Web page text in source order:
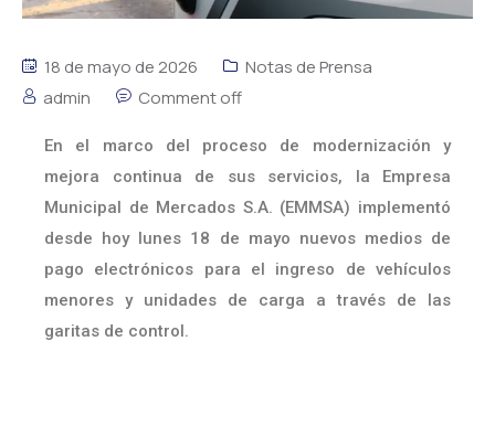
18 de mayo de 2026
Notas de Prensa
admin
Comment off
En el marco del proceso de modernización y
mejora continua de sus servicios, la Empresa
Municipal de Mercados S.A. (EMMSA) implementó
desde hoy lunes 18 de mayo nuevos medios de
pago electrónicos para el ingreso de vehículos
menores y unidades de carga a través de las
garitas de control.